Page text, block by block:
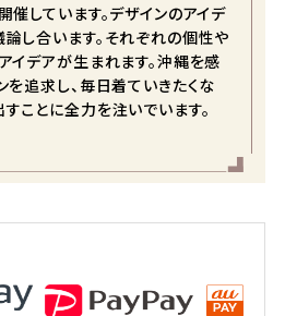
催しています。デザインのアイデ
し合います。それぞれの個性や
イデアが生まれます。沖縄を感
を追求し、毎日着ていきたくな
ことに全力を注いでいます。